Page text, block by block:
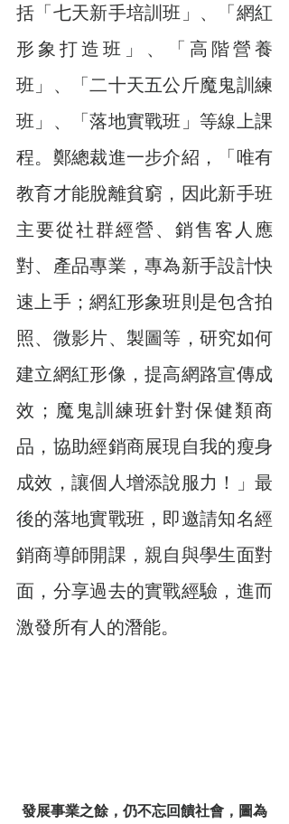
括「七天新手培訓班」、「網紅
形象打造班」、「高階營養
班」、「二十天五公斤魔鬼訓練
班」、「落地實戰班」等線上課
程。鄭總裁進一步介紹，「唯有
教育才能脫離貧窮，因此新手班
主要從社群經營、銷售客人應
對、產品專業，專為新手設計快
速上手；網紅形象班則是包含拍
照、微影片、製圖等，研究如何
建立網紅形像，提高網路宣傳成
效；魔鬼訓練班針對保健類商
品，協助經銷商展現自我的瘦身
成效，讓個人增添說服力！」最
後的落地實戰班，即邀請知名經
銷商導師開課，親自與學生面對
面，分享過去的實戰經驗，進而
激發所有人的潛能。
發展事業之餘，仍不忘回饋社會，圖為